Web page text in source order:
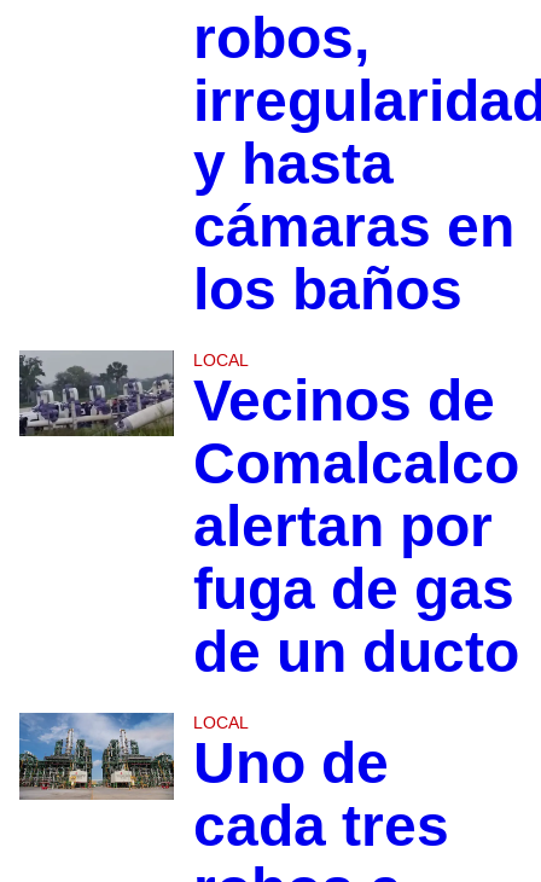
robos,
y hasta
cámaras en
los baños
LOCAL
Vecinos de
Comalcalco
alertan por
fuga de gas
de un ducto
LOCAL
Uno de
cada tres